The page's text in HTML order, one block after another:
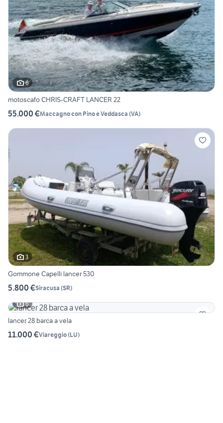
6
motoscafo CHRIS-CRAFT LANCER 22
55.000 €Maccagno con Pino e Veddasca (VA)
3
Gommone Capelli lancer 530
5.800 €Siracusa (SR)
6
lancer 28 barca a vela
11.000 €Viareggio(LU)